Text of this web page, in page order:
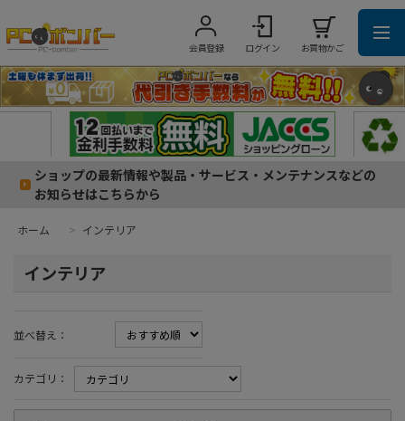
会員登録 ログイン お買物かご
ショップの最新情報や製品・サービス・メンテナンスなどの
お知らせはこちらから
ホーム > インテリア
インテリア
並べ替え：
カテゴリ：